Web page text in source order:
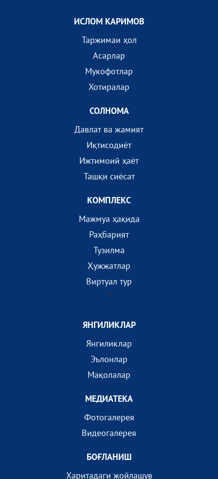
ИСЛОМ КАРИМОВ
Таржимаи ҳол
Асарлар
Мукофотлар
Хотиралар
СОЛНОМА
Давлат ва жамият
Иқтисодиёт
Ижтимоий ҳаёт
Ташқи сиёсат
КОМПЛEКС
Мажмуа ҳақида
Раҳбарият
Тузилма
Ҳужжатлар
Виртуал тур
?>
ЯНГИЛИКЛАР
Янгиликлар
Эълонлар
Мақолалар
МEДИАТEКА
Фотогалерея
Видеогалерея
БОҒЛАНИШ
Харитадаги жойлашув